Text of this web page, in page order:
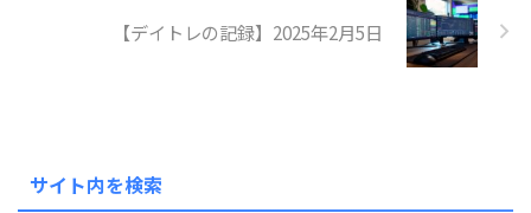
【デイトレの記録】2025年2月5日
サイト内を検索